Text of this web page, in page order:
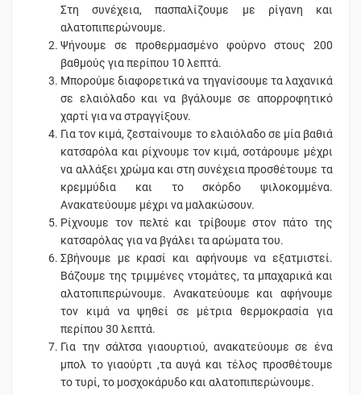
Στη συνέχεια, πασπαλίζουμε με ρίγανη και
αλατοπιπερώνουμε.
Ψήνουμε σε προθερμασμένο φούρνο στους 200
βαθμούς για περίπου 10 λεπτά.
Μπορούμε διαφορετικά να τηγανίσουμε τα λαχανικά
σε ελαιόλαδο και να βγάλουμε σε απορροφητικό
χαρτί για να στραγγίξουν.
Για τον κιμά, ζεσταίνουμε το ελαιόλαδο σε μία βαθιά
κατσαρόλα και ρίχνουμε τον κιμά, σοτάρουμε μέχρι
να αλλάξει χρώμα και στη συνέχεια προσθέτουμε τα
κρεμμύδια και το σκόρδο ψιλοκομμένα.
Ανακατεύουμε μέχρι να μαλακώσουν.
Ρίχνουμε τον πελτέ και τρίβουμε στον πάτο της
κατσαρόλας για να βγάλει τα αρώματα του.
Σβήνουμε με κρασί και αφήνουμε να εξατμιστεί.
Βάζουμε της τριμμένες ντομάτες, τα μπαχαρικά και
αλατοπιπερώνουμε. Ανακατεύουμε και αφήνουμε
τον κιμά να ψηθεί σε μέτρια θερμοκρασία για
περίπου 30 λεπτά.
Για την σάλτσα γιαουρτιού, ανακατεύουμε σε ένα
μπολ το γιαούρτι ,τα αυγά και τέλος προσθέτουμε
το τυρί, το μοσχοκάρυδο και αλατοπιπερώνουμε.